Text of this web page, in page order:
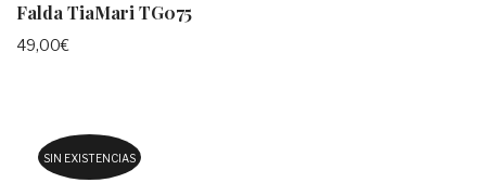
Falda TiaMari TG075
49,00€
SIN EXISTENCIAS